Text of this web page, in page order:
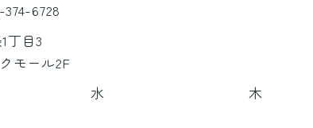
6728
丁目3
モール2F
水 木